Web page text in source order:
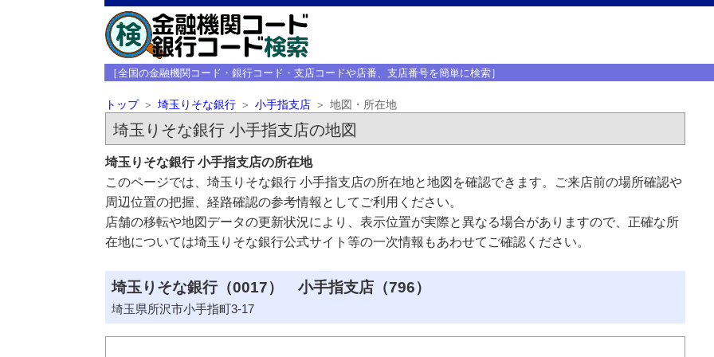
［全国の金融機関コード・銀行コード・支店コードや店番、支店番号を簡単に検索］
トップ 埼玉りそな銀行 小手指支店 地図・所在地
埼玉りそな銀行 小手指支店の地図
埼玉りそな銀行 小手指支店の所在地
このページでは、埼玉りそな銀行 小手指支店の所在地と地図を確認できます。ご来店前の場所確認や
周辺位置の把握、経路確認の参考情報としてご利用ください。
店舗の移転や地図データの更新状況により、表示位置が実際と異なる場合がありますので、正確な所
在地については埼玉りそな銀行公式サイト等の一次情報もあわせてご確認ください。
埼玉りそな銀行（0017） 小手指支店（796）
埼玉県所沢市小手指町3-17